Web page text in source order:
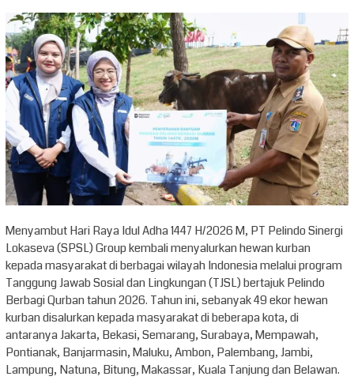
Menyambut Hari Raya Idul Adha 1447 H/2026 M, PT Pelindo Sinergi
Lokaseva (SPSL) Group kembali menyalurkan hewan kurban
kepada masyarakat di berbagai wilayah Indonesia melalui program
Tanggung Jawab Sosial dan Lingkungan (TJSL) bertajuk Pelindo
Berbagi Qurban tahun 2026. Tahun ini, sebanyak 49 ekor hewan
kurban disalurkan kepada masyarakat di beberapa kota, di
antaranya Jakarta, Bekasi, Semarang, Surabaya, Mempawah,
Pontianak, Banjarmasin, Maluku, Ambon, Palembang, Jambi,
Lampung, Natuna, Bitung, Makassar, Kuala Tanjung dan Belawan.